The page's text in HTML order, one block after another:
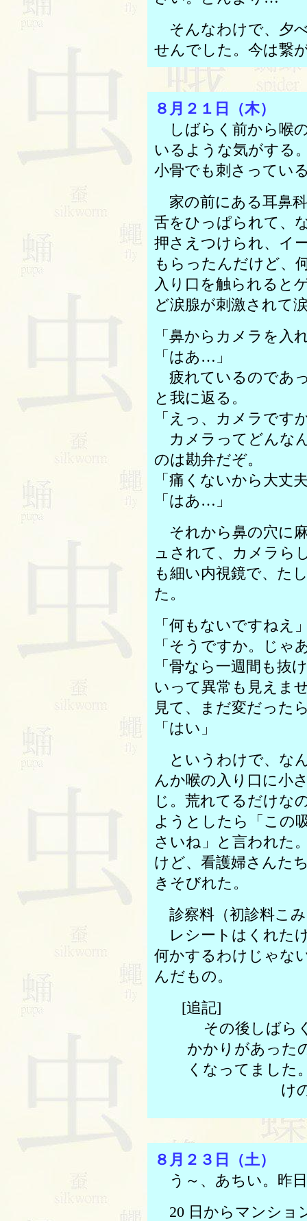
そんなわけで、夕
せんでした。今は繋
８月２１日（木）
しばらく前から喉
いるような気がする
小骨でも刺さってい
家の前にある耳鼻
舌をひっぱられて、
押さえつけられ、イ
もらったんだけど、
入り口を触られると
ど涙腺が刺激されて
「鼻からカメラを入
「はあ…」
疲れているのであ
と我に返る。
「えっ、カメラです
カメラってどんな
のは勘弁だぞ。
「痛くないから大丈
「はあ…」
それから鼻の穴に
ュされて、カメラら
も細い内視鏡で、た
た。
「何もないですねえ
「そうですか。じゃ
「骨なら一週間も抜
いって異常も見えま
見て、まだ変だった
「はい」
というわけで、な
んか喉の入り口に小
じ。荒れてるだけな
ようとしたら「この
さいね」と言われた
けど、看護婦さんた
きそびれた。
診察料（初診料こ
レシートはくれた
何かするわけじゃな
んだもの。
[追記]
その後しばら
かかりがあった
くなってました
け
８月２３日（土）
う～、あちい。昨
20 日からマンショ